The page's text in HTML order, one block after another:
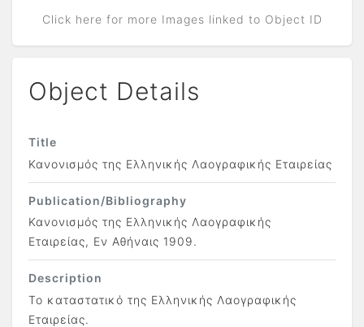
Click here for more Images linked to Object ID
Object Details
Title
Κανονισμός της Ελληνικής Λαογραφικής Εταιρείας
Publication/Bibliography
Κανονισμός της Ελληνικής Λαογραφικής
Εταιρείας, Εν Αθήναις 1909.
Description
Το καταστατικό της Ελληνικής Λαογραφικής
Εταιρείας.